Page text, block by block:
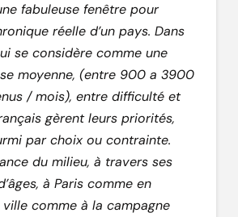
fabuleuse fenêtre pour
réelle d’un pays. Dans
se considère comme une
moyenne, (entre 900 a 3900
/ mois), entre difficulté et
gèrent leurs priorités,
par choix ou contrainte.
du milieu, à travers ses
à Paris comme en
comme à la campagne